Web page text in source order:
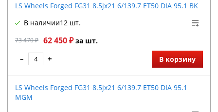
LS Wheels Forged FG31 8.5jx21 6/139.7 ET50 DIA 95.1 BK
73 470 ₽ 62 450 ₽за шт.
В наличии12 шт.
– + В корзину
LS Wheels Forged FG31 8.5jx21 6/139.7 ET50 DIA 95.1
MGM